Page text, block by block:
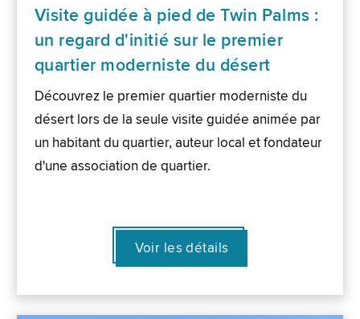
Visite guidée à pied de Twin Palms :
un regard d'initié sur le premier
quartier moderniste du désert
Découvrez le premier quartier moderniste du
désert lors de la seule visite guidée animée par
un habitant du quartier, auteur local et fondateur
d'une association de quartier.
Voir les détails